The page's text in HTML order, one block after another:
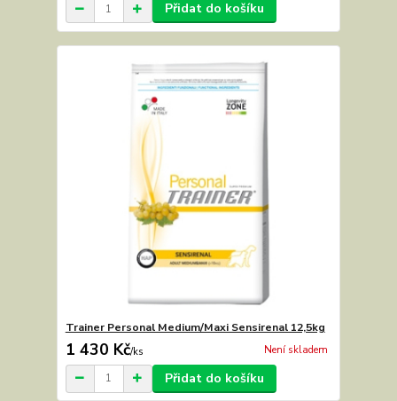
Přidat do košíku
Trainer Personal Medium/Maxi Sensirenal 12,5kg
1 430 Kč/ks Není skladem
Přidat do košíku